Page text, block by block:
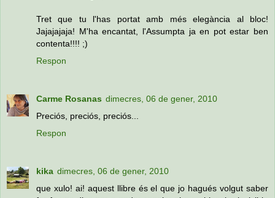
Tret que tu l'has portat amb més elegància al bloc!
Jajajajaja! M'ha encantat, l'Assumpta ja en pot estar ben
contenta!!!! ;)
Respon
Carme Rosanas dimecres, 06 de gener, 2010
Preciós, preciós, preciós...
Respon
kika dimecres, 06 de gener, 2010
que xulo! ai! aquest llibre és el que jo hagués volgut saber